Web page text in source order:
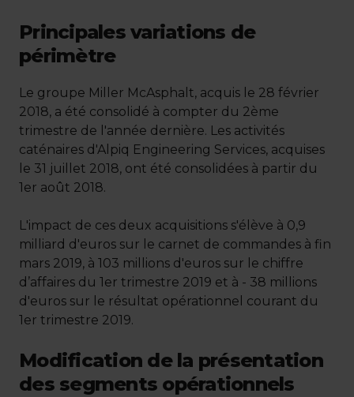
Principales variations de
périmètre
Le groupe Miller McAsphalt, acquis le 28 février
2018, a été consolidé à compter du 2ème
trimestre de l'année dernière. Les activités
caténaires d'Alpiq Engineering Services, acquises
le 31 juillet 2018, ont été consolidées à partir du
1er août 2018.
L'impact de ces deux acquisitions s'élève à 0,9
milliard d'euros sur le carnet de commandes à fin
mars 2019, à 103 millions d'euros sur le chiffre
d’affaires du 1er trimestre 2019 et à - 38 millions
d'euros sur le résultat opérationnel courant du
1er trimestre 2019.
Modification de la présentation
des segments opérationnels